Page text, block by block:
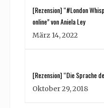
[Rezension] “#London
online” von Aniela Ley
März 14, 2022
[Rezension] “Die Sprache
Oktober 29, 2018